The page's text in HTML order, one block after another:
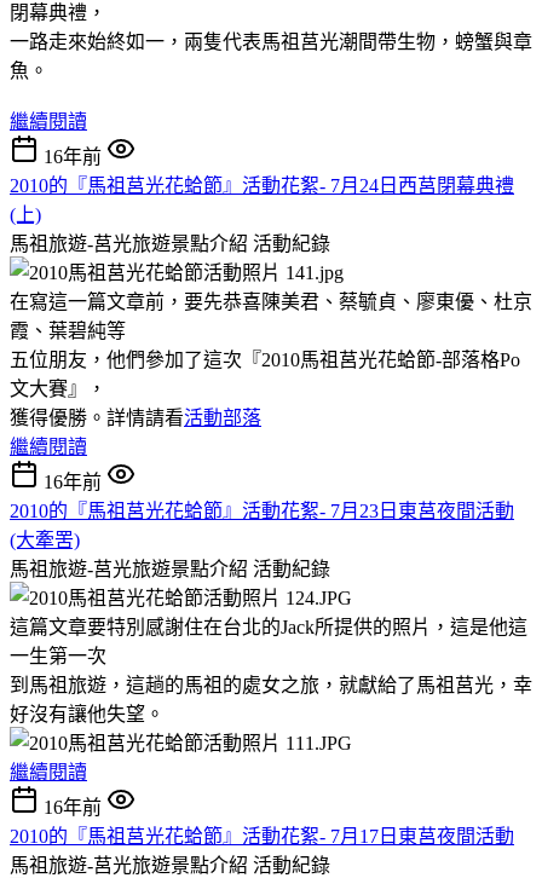
閉幕典禮，
一路走來始終如一，兩隻代表馬祖莒光潮間帶生物，螃蟹與章
魚。
繼續閱讀
16年前
2010的『馬祖莒光花蛤節』活動花絮- 7月24日西莒閉幕典禮
(上)
馬祖旅遊-莒光旅遊景點介紹 活動紀錄
在寫這一篇文章前，要先恭喜陳美君、蔡毓貞、廖東優、杜京
霞、葉碧純等
五位朋友，他們參加了這次『2010馬祖莒光花蛤節-部落格Po
文大賽』，
獲得優勝。詳情請看活動部落
繼續閱讀
16年前
2010的『馬祖莒光花蛤節』活動花絮- 7月23日東莒夜間活動
(大牽罟)
馬祖旅遊-莒光旅遊景點介紹 活動紀錄
這篇文章要特別感謝住在台北的Jack所提供的照片，這是他這
一生第一次
到馬祖旅遊，這趟的馬祖的處女之旅，就獻給了馬祖莒光，幸
好沒有讓他失望。
繼續閱讀
16年前
2010的『馬祖莒光花蛤節』活動花絮- 7月17日東莒夜間活動
馬祖旅遊-莒光旅遊景點介紹 活動紀錄